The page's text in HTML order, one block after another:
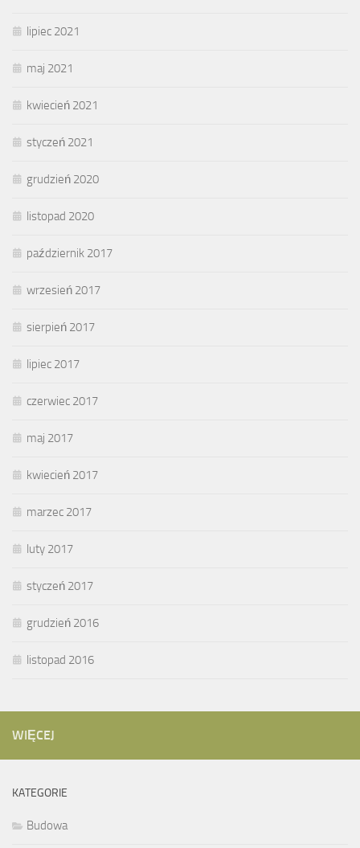
lipiec 2021
maj 2021
kwiecień 2021
styczeń 2021
grudzień 2020
listopad 2020
październik 2017
wrzesień 2017
sierpień 2017
lipiec 2017
czerwiec 2017
maj 2017
kwiecień 2017
marzec 2017
luty 2017
styczeń 2017
grudzień 2016
listopad 2016
WIĘCEJ
KATEGORIE
Budowa